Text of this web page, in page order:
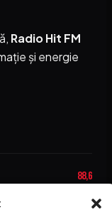
Radio Hit FM
și energie
88,6
94,2